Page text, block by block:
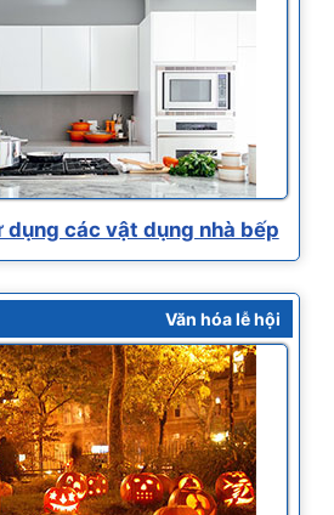
dụng các vật dụng nhà bếp
Văn hóa lễ hội